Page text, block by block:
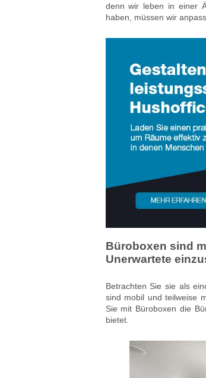
denn wir leben in einer
haben, müssen wir
Büroboxen sind
Unerwartete
Betrachten Sie sie als
sind mobil und teilweise
Sie mit Büroboxen die
bietet.